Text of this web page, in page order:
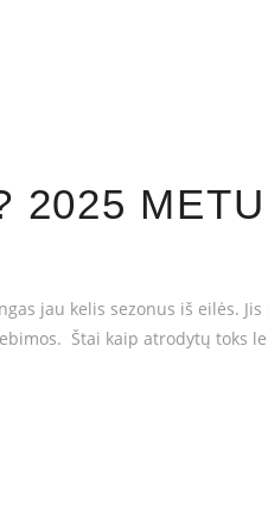
2025 METU
jau kelis sezonus iš eilės.
Štai kaip atrodytų toks